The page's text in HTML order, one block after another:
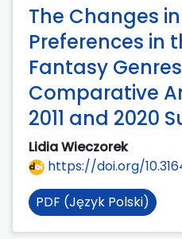
The Changes
Preferences in
Fantasy
Comparative
2011 and 2020
Lidia Wieczorek
https://doi.org/
PDF (Język Polski)